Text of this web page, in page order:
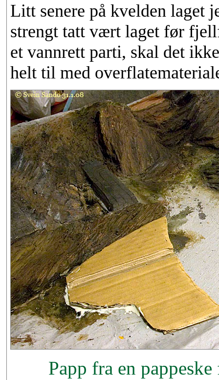
Litt senere på kvelden laget
strengt tatt vært laget før
et vannrett parti, skal det
helt til med
Papp fra en